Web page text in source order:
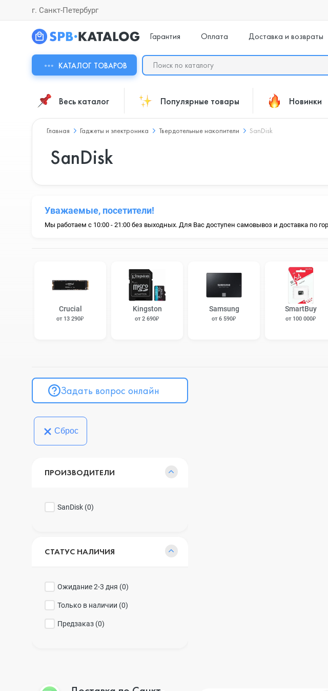
г. Санкт-Петербург
Гарантия Оплата Доставка и возвраты
КАТАЛОГ ТОВАРОВ
Весь каталог Популярные товары Новинки
Главная Гаджеты и электроника Твердотельные накопители SanDisk
SanDisk
Уважаемые, посетители!
Мы работаем с 10:00 - 21:00 без выходных. Для Вас доступен самовывоз и доставка по
Crucial
от 13 290₽
Kingston
от 2 690₽
Samsung
от 6 590₽
SmartBuy
от 100 000₽
Задать вопрос онлайн
Сброс
ПРОИЗВОДИТЕЛИ
SanDisk (0)
СТАТУС НАЛИЧИЯ
Ожидание 2-3 дня (0)
Только в наличии (0)
Предзаказ (0)